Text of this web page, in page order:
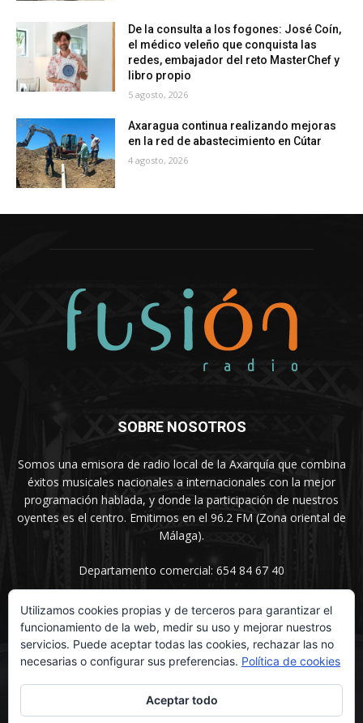
De la consulta a los fogones: José Coín,
el médico veleño que conquista las
redes, embajador del reto MasterChef y
libro propio
5 agosto, 2026
Axaragua continua realizando mejoras
en la red de abastecimiento en Cútar
4 agosto, 2026
SOBRE NOSOTROS
Somos una emisora de radio local de la Axarquía que combina
éxitos musicales nacionales a internacionales con la mejor
programación hablada, y donde la participación de nuestros
oyentes es el centro. Emitimos en el 96.2 FM (Zona oriental de
Málaga).
Departamento comercial: 654 84 67 40
SÍGUENOS
Utilizamos cookies propias y de terceros para garantizar el
funcionamiento de la web, medir su uso y mejorar nuestros
servicios. Puede aceptar todas las cookies, rechazar las no
necesarias o configurar sus preferencias. Política de cookies
Aceptar todo